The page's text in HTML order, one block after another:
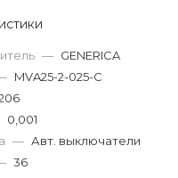
— GENERICA
MVA25-2-025-C
0,001
— Авт. выключатели
36